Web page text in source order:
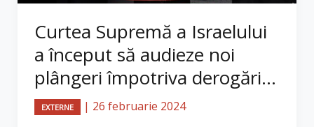
Curtea Supremă a Israelului
a început să audieze noi
plângeri împotriva derogări...
EXTERNE | 26 februarie 2024